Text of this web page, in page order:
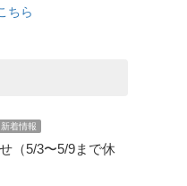
ちら
新着情報
（5/3〜5/9まで休